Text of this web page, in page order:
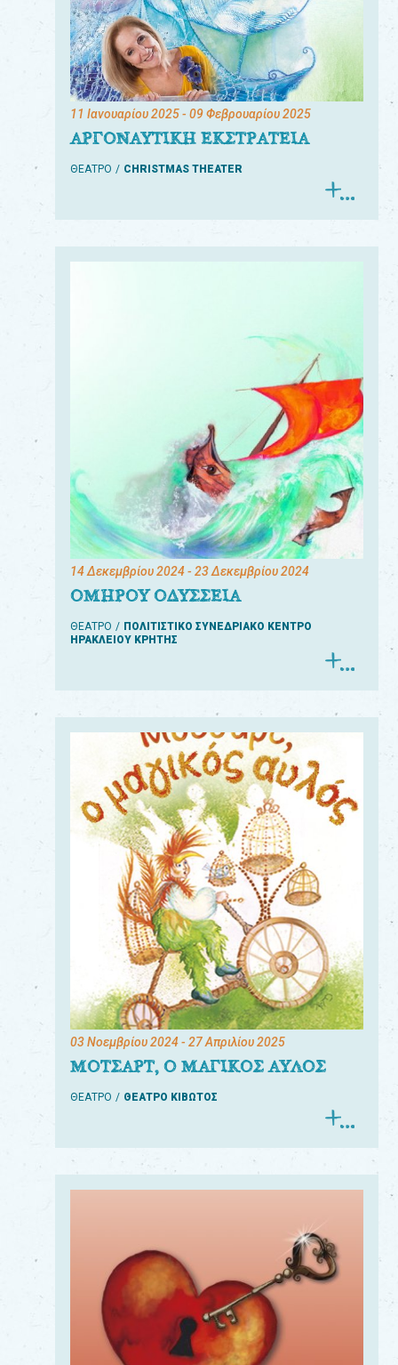
11 Ιανουαρίου 2025- 09 Φεβρουαρίου 2025
ΑΡΓΟΝΑΥΤΙΚΗ ΕΚΣΤΡΑΤΕΙΑ
ΘΕΑΤΡΟ CHRISTMAS THEATER
14 Δεκεμβρίου 2024- 23 Δεκεμβρίου 2024
ΟΜΗΡΟΥ ΟΔΥΣΣΕΙΑ
ΘΕΑΤΡΟ
ΠΟΛΙΤΙΣΤΙΚΟ ΣΥΝΕΔΡΙΑΚΟ ΚΕΝΤΡΟ
ΗΡΑΚΛΕΙΟΥ ΚΡΗΤΗΣ
03 Νοεμβρίου 2024- 27 Απριλίου 2025
ΜΟΤΣΑΡΤ, Ο ΜΑΓΙΚΟΣ ΑΥΛΟΣ
ΘΕΑΤΡΟ ΘΕΑΤΡΟ ΚΙΒΩΤΟΣ